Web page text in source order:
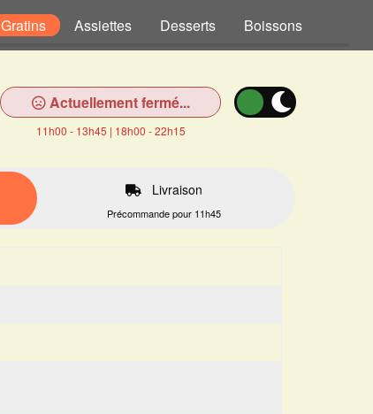
Gratins Assiettes Desserts Boissons
Actuellement fermé...
11h00 - 13h45 | 18h00 - 22h15
Livraison
Précommande pour 11h45